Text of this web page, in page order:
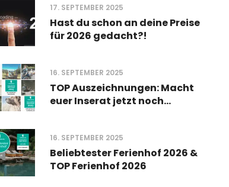
Hast du schon an deine Preise
für 2026 gedacht?!
17. SEPTEMBER 2025
TOP Auszeichnungen: Macht
euer Inserat jetzt noch
16. SEPTEMBER 2025
Beliebtester Ferienhof 2026 &
TOP Ferienhof 2026
16. SEPTEMBER 2025